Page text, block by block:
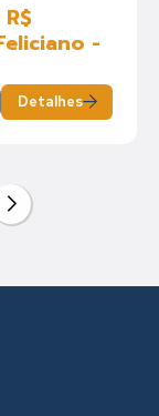
-
Detalhes